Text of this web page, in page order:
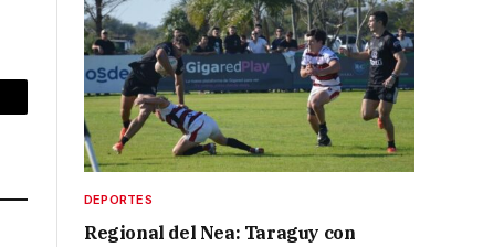
DEPORTES
Regional del Nea: Taraguy con